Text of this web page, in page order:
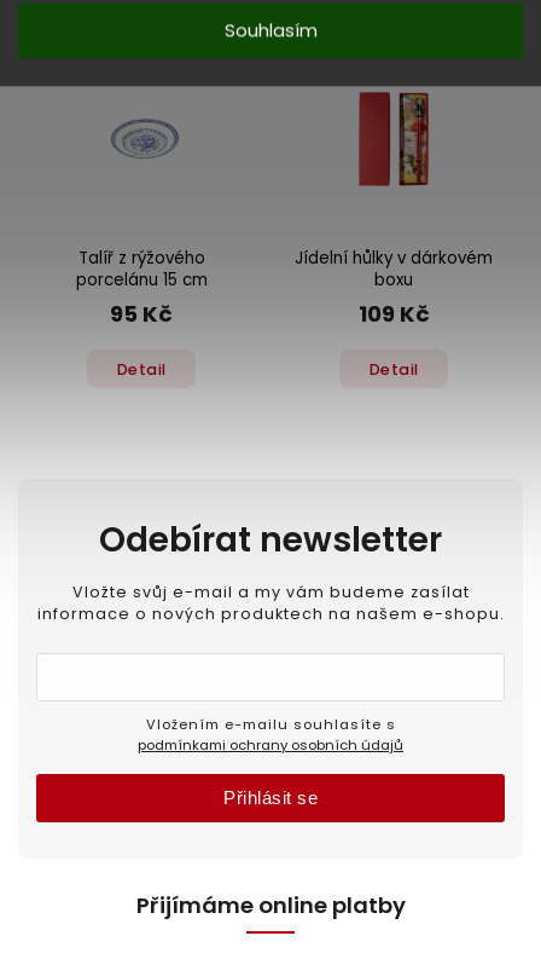
Souhlasím
Talíř z rýžového
porcelánu 15 cm
95 Kč
Detail
Jídelní hůlky v dárkovém
boxu
109 Kč
Detail
Odebírat newsletter
Vložte svůj e-mail a my vám budeme zasílat
informace o nových produktech na našem e-shopu.
podmínkami ochrany osobních údajů
Přihlásit se
Přijímáme online platby